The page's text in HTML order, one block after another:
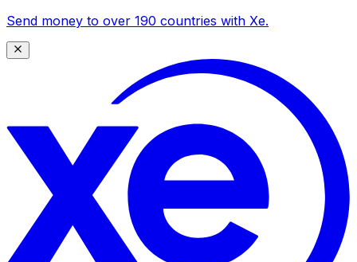
Send money to over 190 countries with Xe.